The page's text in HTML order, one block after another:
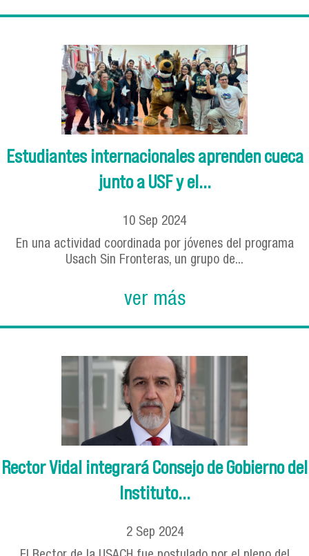
Estudiantes internacionales aprenden cueca
junto a USF y el...
10 Sep 2024
En una actividad coordinada por jóvenes del programa
Usach Sin Fronteras, un grupo de...
ver más
Rector Vidal integrará Consejo de Gobierno del
Instituto...
2 Sep 2024